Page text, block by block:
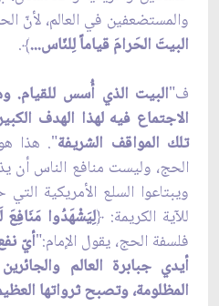
والمستضعفين في العالم، لأنّ
البيتَ الحَرامَ قياماً لِلنّاس...﴾.
ف"البيت الذي أُسس للقيام.
الاجتماع فيه لهذا الهدف
تلك المواقف الشريفة". هذا
الحج، وليست منافع الناس أن
ويبتاعوا السلع الأمريكية
للآية الكريمة: ﴿لِيَشْهَدُوا مَنَافِعَ
فلسفة الحج، يقول الإمام:"أيّ
أيدي جبابرة العالم
المظلومة، وتصبح ثرواتها